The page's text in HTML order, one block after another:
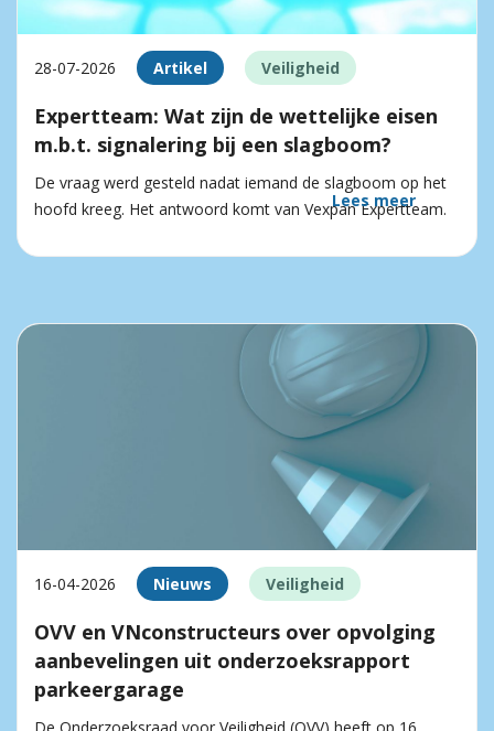
28-07-2026 Artikel Veiligheid
Expertteam: Wat zijn de wettelijke eisen
m.b.t. signalering bij een slagboom?
De vraag werd gesteld nadat iemand de slagboom op het
hoofd kreeg. Het antwoord komt van Vexpan Expertteam.
Lees meer
16-04-2026 Nieuws Veiligheid
OVV en VNconstructeurs over opvolging
aanbevelingen uit onderzoeksrapport
parkeergarage